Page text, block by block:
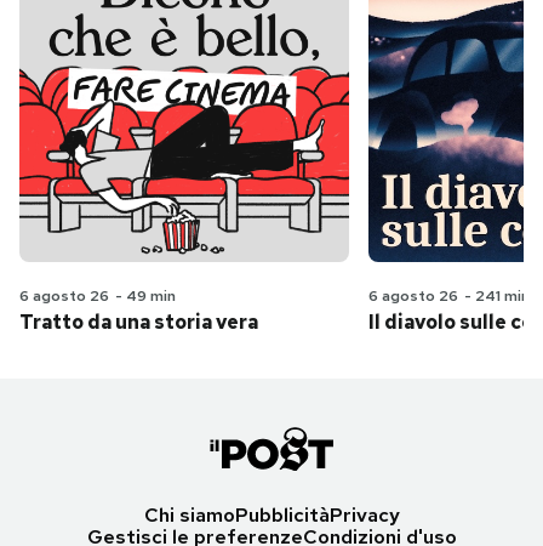
6 agosto 26 - 49 min
Tratto da una storia vera
6 agosto 26 - 241 min
Il diavolo sulle
Chi siamoPubblicitàPrivacy
Gestisci le preferenzeCondizioni d'uso